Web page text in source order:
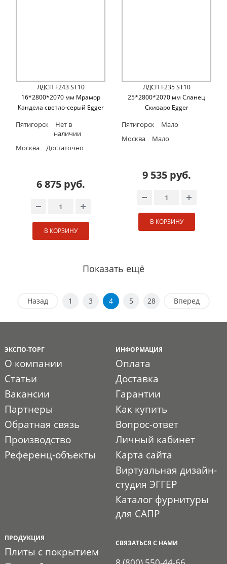
ЛДСП F243 ST10
16*2800*2070 мм Мрамор
Кандела cветло-серый Egger
Пятигорск
Нет в
наличии
Москва
Достаточно
6 875 руб.
В КОРЗИНУ
ЛДСП F235 ST10
25*2800*2070 мм Сланец
Скиваро Egger
Пятигорск
Мало
Москва
Мало
9 535 руб.
В КОРЗИНУ
Показать ещё
Назад 1 3 4 5 28 Вперед
ЭКСПО-ТОРГ
О компании
Статьи
Вакансии
Партнеры
Обратная связь
Производство
Референц-объекты
ИНФОРМАЦИЯ
Оплата
Доставка
Гарантии
Как купить
Вопрос-ответ
Личный кабинет
Карта сайта
Виртуальная дизайн-
студия ЭГГЕР
Каталог фурнитуры
для САПР
ПРОДУКЦИЯ
Плиты с покрытием
СВЯЗАТЬСЯ С НАМИ